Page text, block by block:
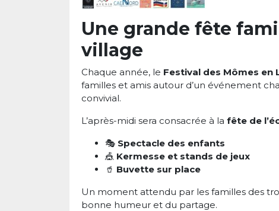
Une grande fête
village
Chaque année, le Festival des Mômes en
familles et amis autour d’un événement
convivial.
L’après-midi sera consacrée à la fête de
🎭 Spectacle des enfants
🎪 Kermesse et stands de jeux
🥤 Buvette sur place
Un moment attendu par les familles des
bonne humeur et du partage.